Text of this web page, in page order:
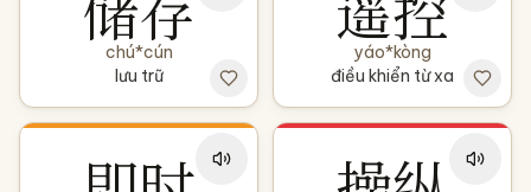
chú*cún
lưu trữ
yáo*kòng
điều khiển từ xa